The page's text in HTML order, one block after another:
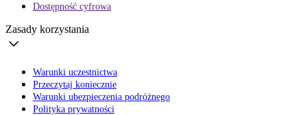
Dostępność cyfrowa
Zasady korzystania
Warunki uczestnictwa
Przeczytaj koniecznie
Warunki ubezpieczenia podróżnego
Polityka prywatności